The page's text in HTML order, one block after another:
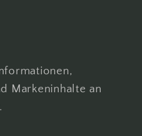
Markeninhalte an